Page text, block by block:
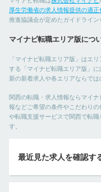
厚生労働省の求人情報提供の適正
推進協議会が定めたガイドライン
マイナビ転職エリア版につ
「マイナビ転職エリア版」はエ
する「マイナビ転職エリア版」
新の新着求人や各エリアならでは
関西の転職・求人情報ならマイ
報などご希望の条件やこだわり
や転職支援サービスで関西で転
す。
最近見た求人を確認す